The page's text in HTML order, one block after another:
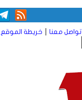
تواصل معنا خريطة الموقع